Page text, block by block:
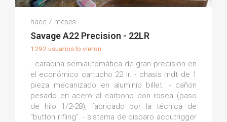
hace 7 meses
Savage A22 Precision - 22LR
1292 usuarios lo vieron
- carabina semiautomática de gran precisión en
el económico cartucho 22 lr. - chasis mdt de 1
pieza mecanizado en aluminio billet. - cañón
pesado en acero al carbono con rosca (paso
de hilo 1/2-28), fabricado por la técnica de
“button rifling”. - sistema de disparo accutrigger